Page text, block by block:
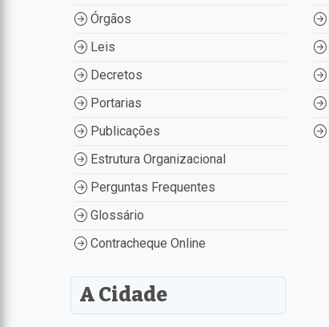
Órgãos
Leis
Decretos
Portarias
Publicações
Estrutura Organizacional
Perguntas Frequentes
Glossário
Contracheque Online
A Cidade